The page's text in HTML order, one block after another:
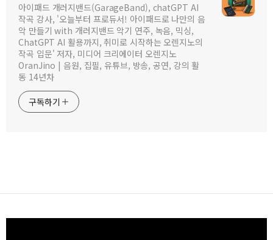
아이패드 개러지밴드(GarageBand), chatGPT AI
작곡 강사, '오늘부터 프로듀서! 아이패드로 나만의 음
악 만들기 with 개러지밴드 악기 연주, 녹음, 믹싱,
ChatGPT AI 활용까지, 취미로 시작하는 오렌지노의
작곡 입문' 저자, 미디어 크리에이터 오렌지노
OranJino | 음원, 집필, 유튜브, 방송, 공연, 강의 활
동 14년차
구독하기